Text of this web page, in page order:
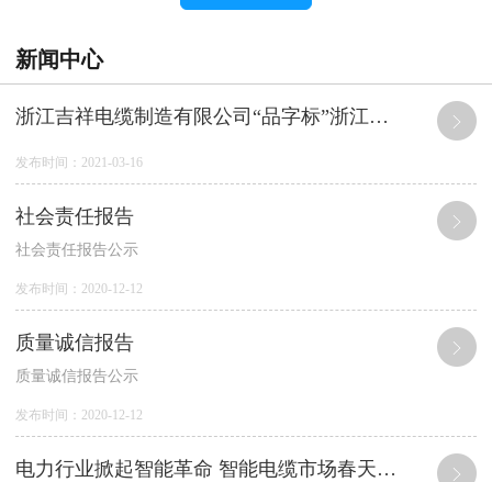
新闻中心
浙江吉祥电缆制造有限公司“品字标”浙江制造产品 质量及服务承诺
发布时间：2021-03-16
社会责任报告
社会责任报告公示
发布时间：2020-12-12
质量诚信报告
质量诚信报告公示
发布时间：2020-12-12
电力行业掀起智能革命 智能电缆市场春天来临